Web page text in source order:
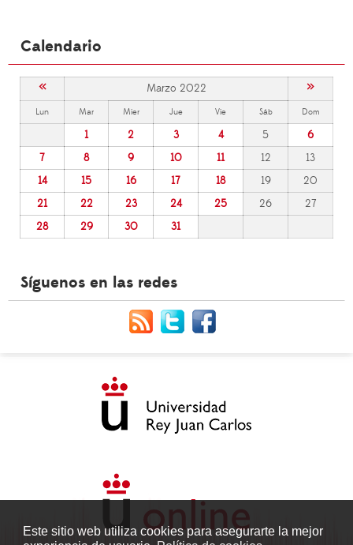
Este sitio web utiliza cookies para asegurarte la mejor
Calendario
« Marzo 2022 »
Lun Mar Mier Jue Vie Sáb Dom
1 2 3 4 5
6
7
8 9 10 11 12
13
14
15 16 17 18 19
20
21
22 23 24 25 26
27
28
29 30 31
Síguenos en las redes